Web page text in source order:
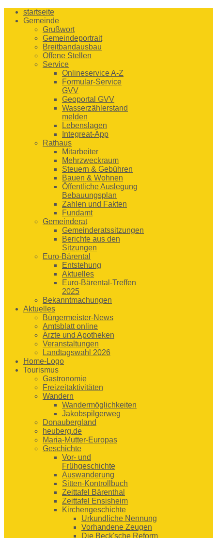
startseite
Gemeinde
Grußwort
Gemeindeportrait
Breitbandausbau
Offene Stellen
Service
Onlineservice A-Z
Formular-Service
GVV
Geoportal GVV
Wasserzählerstand
melden
Lebenslagen
Integreat-App
Rathaus
Mitarbeiter
Mehrzweckraum
Steuern & Gebühren
Bauen & Wohnen
Öffentliche Auslegung
Bebauungsplan
Zahlen und Fakten
Fundamt
Gemeinderat
Gemeinderatssitzungen
Berichte aus den
Sitzungen
Euro-Bärental
Entstehung
Aktuelles
Euro-Bärental-Treffen
2025
Bekanntmachungen
Aktuelles
Bürgermeister-News
Amtsblatt online
Ärzte und Apotheken
Veranstaltungen
Landtagswahl 2026
Home-Logo
Tourismus
Gastronomie
Freizeitaktivitäten
Wandern
Wandermöglichkeiten
Jakobspilgerweg
Donaubergland
heuberg.de
Maria-Mutter-Europas
Geschichte
Vor- und
Frühgeschichte
Auswanderung
Sitten-Kontrollbuch
Zeittafel Bärenthal
Zeittafel Ensisheim
Kirchengeschichte
Urkundliche Nennung
Vorhandene Zeugen
Die Beck'sche Reform